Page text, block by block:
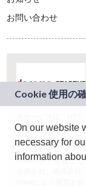
お問い合わせ
ドコモグループの新
規事業創出プログラ
ム「docomo
STARTUP」を通じて
On our website
necessary for
information